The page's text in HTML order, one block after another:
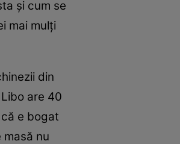
şi cum se
mai mulţi
din
are 40
că e bogat
nu